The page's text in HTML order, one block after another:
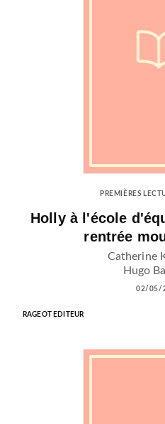
PREMIÈRES
Holly à l'école
rentrée
Catherine
Hugo
02/05/
RAGEOT EDITEUR